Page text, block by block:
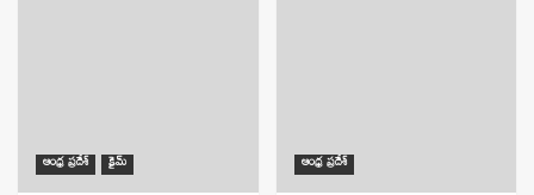
ఆంధ్ర ప్రదేశ్ క్రైమ్ ఆంధ్ర ప్రదేశ్